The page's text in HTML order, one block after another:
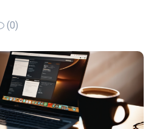
(0)